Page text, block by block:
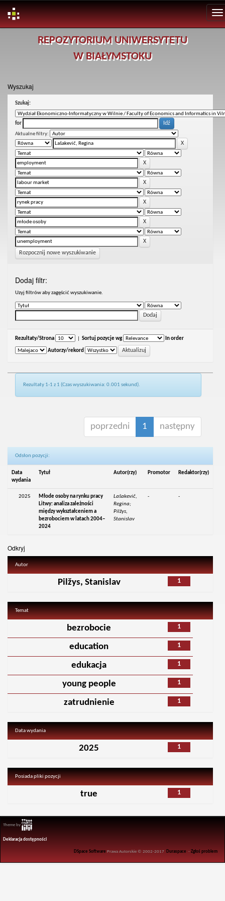
REPOZYTORIUM UNIWERSYTETU
W BIAŁYMSTOKU
Wyszukaj
Szukaj:
for
Aktualne filtry:
Rozpocznij nowe wyszukiwanie
Dodaj filtr:
Uzyj filtrów aby zagęścić wyszukiwanie.
Rezultaty/Strona Sortuj pozycje wg In order
Autorzy/rekord
Rezultaty 1-1 z 1 (Czas wyszukiwania: 0.001 sekund).
poprzedni 1 następny
Odsłon pozycji:
Data
wydania
Tytuł Autor(rzy) Promotor Redaktor(rzy)
2025
Młode osoby na rynku pracy
Litwy: analiza zależności
między wykształceniem a
bezrobociem w latach 2004–
2024
Lašakevič,
Regina;
Pilžys,
Stanislav
- -
Odkryj
Autor
1
Pilžys, Stanislav
Temat
1
bezrobocie
1
education
1
edukacja
1
young people
1
zatrudnienie
Data wydania
1
2025
Posiada pliki pozycji
1
true
Theme by
Deklaracja dostępności
DSpace Software Prawa Autorskie © 2002-2017 Duraspace -Zgłoś problem